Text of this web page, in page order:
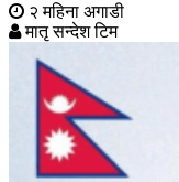
२ महिना अगाडी
मातृ सन्देश टिम